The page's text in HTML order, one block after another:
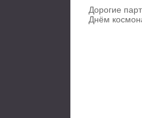
Дорогие
Днём